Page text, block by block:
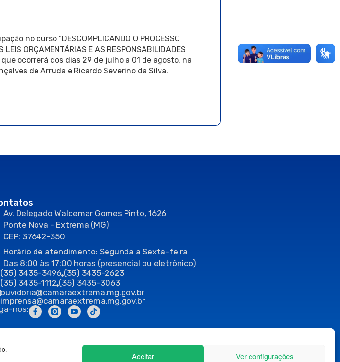
Aceitar Ver configurações
no curso "DESCOMPLICANDO O PROCESSO
ORÇAMENTÁRIAS E AS RESPONSABILIDADES
que ocorrerá dos dias 29 de julho a 01 de agosto, na
de Arruda e Ricardo Severino da Silva.
Av. Delegado Waldemar Gomes Pinto, 1626
Ponte Nova - Extrema (MG)
CEP: 37642-350
Horário de atendimento: Segunda a Sexta-feira
Das 8:00 às 17:00 horas (presencial ou eletrônico)
(35) 3435-3496 (35) 3435-2623
(35) 3435-1112 (35) 3435-3063
ouvidoria@camaraextrema.mg.gov.br
imprensa@camaraextrema.mg.gov.br
nos: